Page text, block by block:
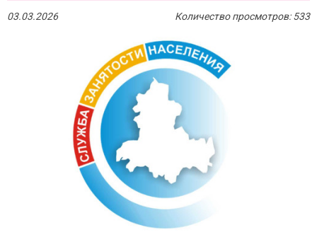
03.03.2026 Количество просмотров: 533